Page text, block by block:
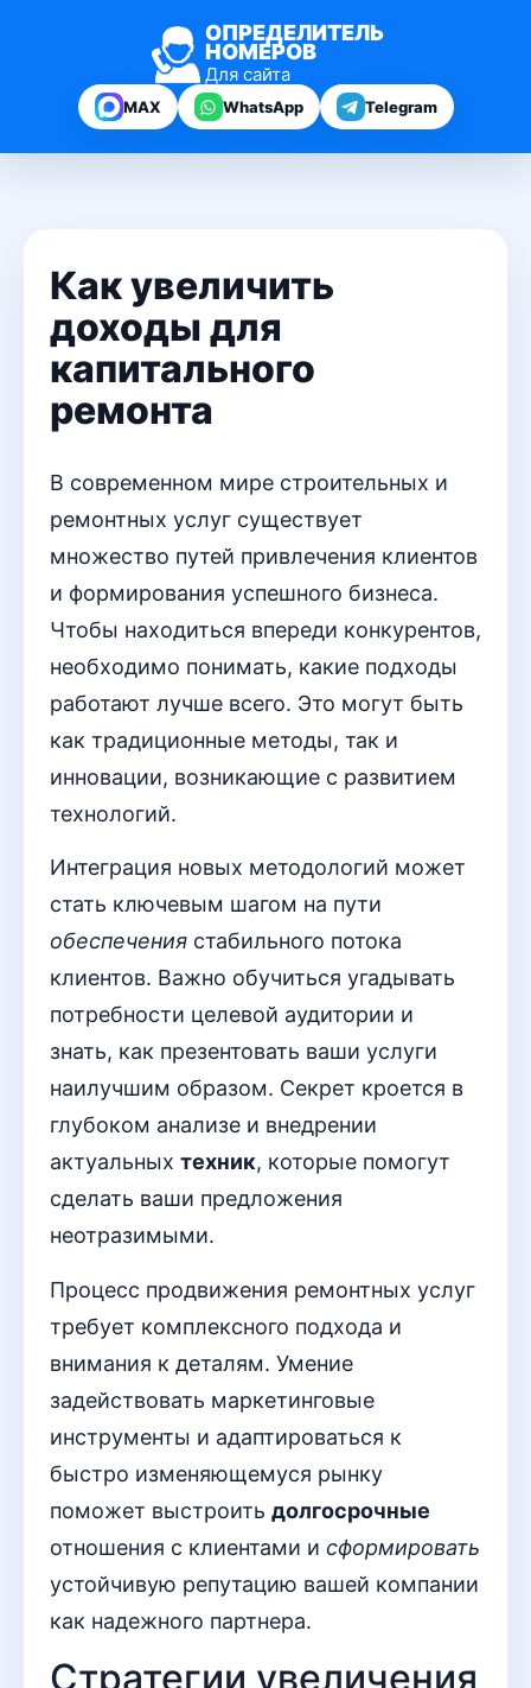
ОПРЕДЕЛИТЕЛЬ
НОМЕРОВ
Для сайта
MAX WhatsApp Telegram
Как увеличить
доходы для
капитального
ремонта
В современном мире строительных и
ремонтных услуг существует
множество путей привлечения клиентов
и формирования успешного бизнеса.
Чтобы находиться впереди конкурентов,
необходимо понимать, какие подходы
работают лучше всего. Это могут быть
как традиционные методы, так и
инновации, возникающие с развитием
технологий.
Интеграция новых методологий может
стать ключевым шагом на пути
обеспечения стабильного потока
клиентов. Важно обучиться угадывать
потребности целевой аудитории и
знать, как презентовать ваши услуги
наилучшим образом. Секрет кроется в
глубоком анализе и внедрении
актуальных техник, которые помогут
сделать ваши предложения
неотразимыми.
Процесс продвижения ремонтных услуг
требует комплексного подхода и
внимания к деталям. Умение
задействовать маркетинговые
инструменты и адаптироваться к
быстро изменяющемуся рынку
поможет выстроить долгосрочные
отношения с клиентами и сформировать
устойчивую репутацию вашей компании
как надежного партнера.
Стратегии увеличения